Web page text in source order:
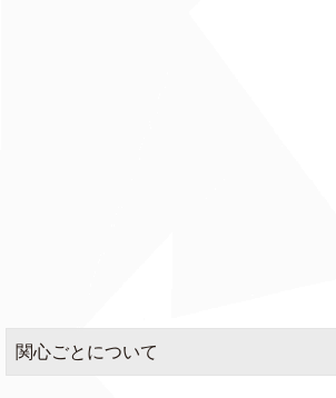
関心ごとについて